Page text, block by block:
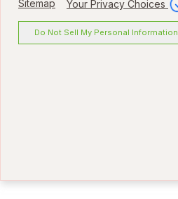
Sitemap Your Privacy Choices
Do Not Sell My Personal Information